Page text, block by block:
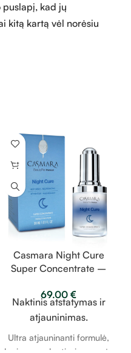
kad jų
kitą kartą vėl norėsiu
Casmara Night Cure
Super Concentrate –
30ml
69.00 €
Naktinis atstatymas ir
atjauninimas.
Ultra atjauninanti formulė,